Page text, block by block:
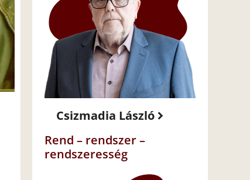
Csizmadia László
Rend – rendszer –
rendszeresség